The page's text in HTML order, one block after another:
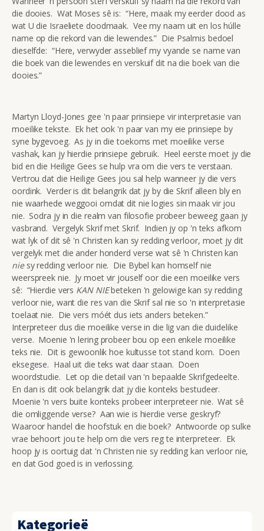
die dooies. Wat Moses sê is: “Here, maak my eerder dood as
wat U die Israeliete doodmaak. Vee my naam uit en los húlle
name op die rekord van die lewendes.” Die Psalmis bedoel
dieselfde: “Here, verwyder asseblief my vyande se name van
die boek van die lewendes en verskuif dit na die boek van die
dooies.”
Martyn Lloyd-Jones gee 'n paar prinsiepe vir interpretasie van
moeilike tekste. Ek het ook 'n paar van my eie prinsiepe by
syne bygevoeg. As jy in die toekoms met moeilike verse
vashak, kan jy hierdie prinsiepe gebruik. Heel eerste moet jy die
bid en die Heilige Gees se hulp vra om die vers te verstaan.
Vertrou dat die Heilige Gees jou sal help wanneer jy die vers
oordink. Verder is dit belangrik dat jy by die Skrif alleen bly en
nie waarhede weggooi omdat dit nie logies sin maak vir jou
nie. Sodra jy in die realm van filosofie probeer beweeg gaan jy
vasbrand. Vergelyk Skrif met Skrif. Indien jy op 'n teks afkom
wat lyk of dit sê 'n Christen kan sy redding verloor, moet jy dit
vergelyk met die ander honderd verse wat sê 'n Christen kan
nie sy redding verloor nie. Die Bybel kan homself nie
weerspreek nie. Jy moet vir jouself oor die een moeilike vers
sê: “Hierdie vers KAN NIEbeteken 'n gelowige kan sy redding
verloor nie, want die res van die Skrif sal nie so 'n interpretasie
toelaat nie. Die vers móét dus iets anders beteken.”
Interpreteer dus die moeilike verse in die lig van die duidelike
verse. Moenie 'n lering probeer bou op een enkele moeilike
teks nie. Dit is gewoonlik hoe kultusse tot stand kom. Doen
eksegese. Haal uit die teks wat daar staan. Doen
woordstudie. Let op die detail van 'n bepaalde Skrifgedeelte.
En dan is dit ook belangrik dat jy die konteks bestudeer.
Moenie 'n vers buite konteks probeer interpreteer nie. Wat sê
die omliggende verse? Aan wie is hierdie verse geskryf?
Waaroor handel die hoofstuk en die boek? Antwoorde op sulke
vrae behoort jou te help om die vers reg te interpreteer. Ek
hoop jy is oortuig dat 'n Christen nie sy redding kan verloor nie,
en dat God goed is in verlossing.
Kategorieë